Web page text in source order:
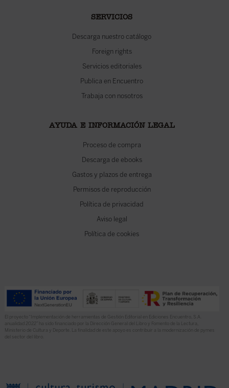
SERVICIOS
Descarga nuestro catálogo
Foreign rights
Servicios editoriales
Publica en Encuentro
Trabaja con nosotros
AYUDA E INFORMACIÓN LEGAL
Proceso de compra
Descarga de ebooks
Gastos y plazos de entrega
Permisos de reproducción
Política de privacidad
Aviso legal
Política de cookies
El proyecto “Implementación de herramientas de Gestión Editorial en Ediciones Encuentro, S.A.
anualidad 2022” ha sido financiado por la Dirección General del Libro y Fomento de la Lectura,
Ministerio de Cultura y Deporte. La finalidad de este apoyo es contribuir a la modernización de pymes
del sector del libro.